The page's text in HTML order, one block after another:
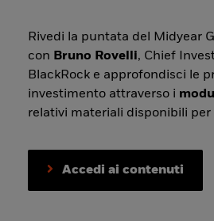
Rivedi la puntata del Midyear
con Bruno Rovelli, Chief
BlackRock e approfondisci le
investimento attraverso i
relativi materiali disponibili per
Accedi ai contenuti